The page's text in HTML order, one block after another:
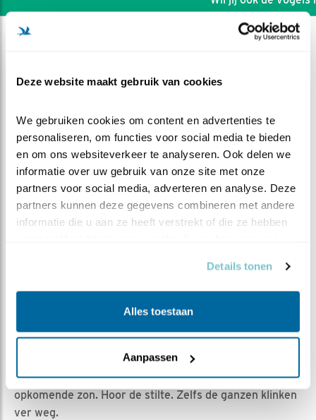
Deze website maakt gebruik van cookies
We gebruiken cookies om content en advertenties te
personaliseren, om functies voor social media te bieden
en om ons websiteverkeer te analyseren. Ook delen we
informatie over uw gebruik van onze site met onze
partners voor social media, adverteren en analyse. Deze
partners kunnen deze gegevens combineren met andere
informatie die u aan ze heeft verstrekt of die ze hebben
Details tonen
Alles toestaan
Aanpassen
Rijp op de velden
Jan Dagevos | Geplaatst op 27 februari 2023, 13:10 |
Vind ik leuk| Bewaar dit filmpje|
361x
Deze week is er nachtvorst. Vanmorgen vroeg waren er
prachtige beelden te zien van berijpte weilanden bij een
opkomende zon. Hoor de stilte. Zelfs de ganzen klinken
ver weg.